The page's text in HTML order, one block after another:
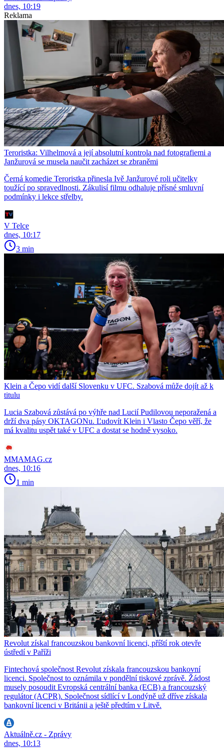
dnes, 10:19
Reklama
Teroristka: Vilhelmová a její absolutní kontrola nad fotografiemi a
Janžurová se musela naučit zacházet se zbraněmi
Černá komedie Teroristka přinesla Ivě Janžurové roli učitelky
toužící po spravedlnosti. Zákulisí filmu odhaluje přísné smluvní
podmínky i lekce střelby.
V Telce
dnes, 10:17
3 min
Klein a Čepo vidí další Slovenku v UFC. Szabová může dojít až k
titulu
Lucia Szabová zůstává po výhře nad Lucií Pudilovou neporažená a
drží dva pásy OKTAGONu. Ľudovít Klein i Vlasto Čepo věří, že
má kvalitu uspět také v UFC a dostat se hodně vysoko.
MMAMAG.cz
dnes, 10:16
1 min
Revolut získal francouzskou bankovní licenci, příští rok otevře
ústředí v Paříži
Fintechová společnost Revolut získala francouzskou bankovní
licenci. Společnost to oznámila v pondělní tiskové zprávě. Žádost
musely posoudit Evropská centrální banka (ECB) a francouzský
regulátor (ACPR). Společnost sídlící v Londýně už dříve získala
bankovní licenci v Británii a ještě předtím v Litvě.
Aktuálně.cz - Zprávy
dnes, 10:13